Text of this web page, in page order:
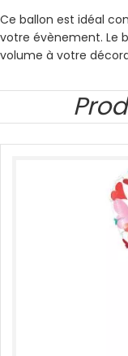
Ce ballon est idéal
votre évènement. Le
volume à votre